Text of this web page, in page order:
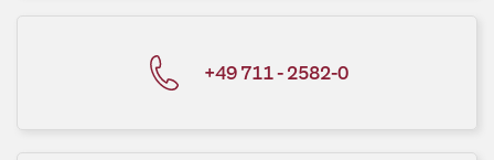
+49 711 - 2582-0